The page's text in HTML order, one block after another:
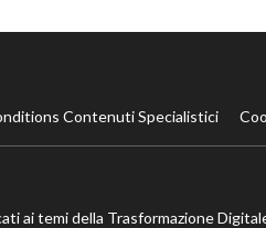
Contenuti Specialistici
ai temi della Trasformazione